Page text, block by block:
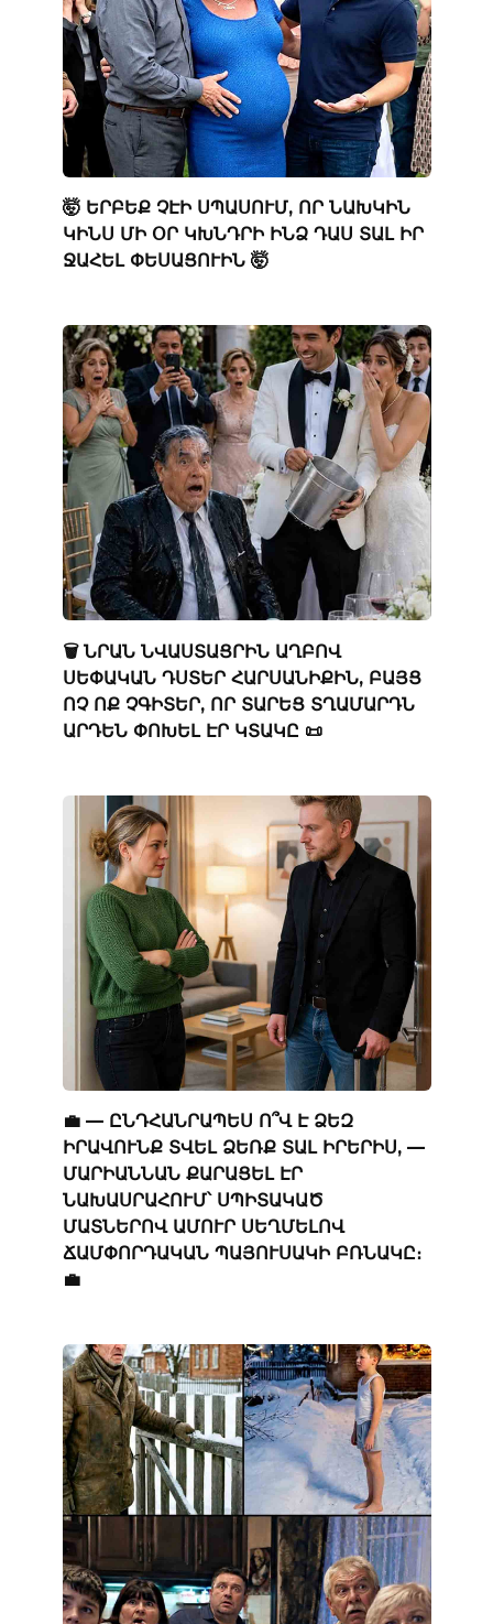
🤯 ԵՐԲԵՔ ՉԷԻ ՍՊԱՍՈՒՄ, ՈՐ ՆԱԽԿԻՆ
ԿԻՆՍ ՄԻ ՕՐ ԿԽՆԴՐԻ ԻՆՁ ԴԱՍ ՏԱԼ ԻՐ
ՋԱՀԵԼ ՓԵՍԱՑՈՒԻՆ 🤯
🗑️ ՆՐԱՆ ՆՎԱՍՏԱՑՐԻՆ ԱՂԲՈՎ
ՍԵՓԱԿԱՆ ԴՍՏԵՐ ՀԱՐՍԱՆԻՔԻՆ, ԲԱՅՑ
ՈՉ ՈՔ ՉԳԻՏԵՐ, ՈՐ ՏԱՐԵՑ ՏՂԱՄԱՐԴՆ
ԱՐԴԵՆ ՓՈԽԵԼ ԷՐ ԿՏԱԿԸ 📜
💼 — ԸՆԴՀԱՆՐԱՊԵՍ Ո՞Վ Է ՁԵԶ
ԻՐԱՎՈՒՆՔ ՏՎԵԼ ՁԵՌՔ ՏԱԼ ԻՐԵՐԻՍ, —
ՄԱՐԻԱՆՆԱՆ ՔԱՐԱՑԵԼ ԷՐ
ՆԱԽԱՍՐԱՀՈՒՄ՝ ՍՊԻՏԱԿԱԾ
ՄԱՏՆԵՐՈՎ ԱՄՈՒՐ ՍԵՂՄԵԼՈՎ
ՃԱՄՓՈՐԴԱԿԱՆ ՊԱՅՈՒՍԱԿԻ ԲՌՆԱԿԸ։
💼